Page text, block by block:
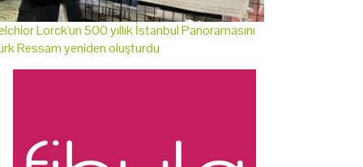
Lorck'un 500 yıllık İstanbul Panoramasını
Ressam yeniden oluşturdu